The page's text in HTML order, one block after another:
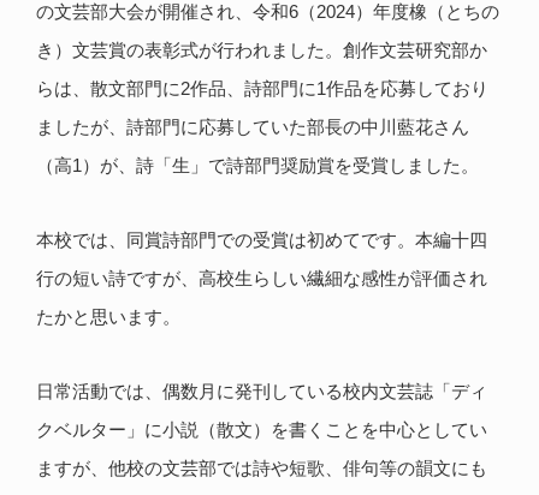
の文芸部大会が開催され、令和6（2024）年度橡（とちの
き）文芸賞の表彰式が行われました。創作文芸研究部か
らは、散文部門に2作品、詩部門に1作品を応募しており
ましたが、詩部門に応募していた部長の中川藍花さん
（高1）が、詩「生」で詩部門奨励賞を受賞しました。
本校では、同賞詩部門での受賞は初めてです。本編十四
行の短い詩ですが、高校生らしい繊細な感性が評価され
たかと思います。
日常活動では、偶数月に発刊している校内文芸誌「ディ
クベルター」に小説（散文）を書くことを中心としてい
ますが、他校の文芸部では詩や短歌、俳句等の韻文にも